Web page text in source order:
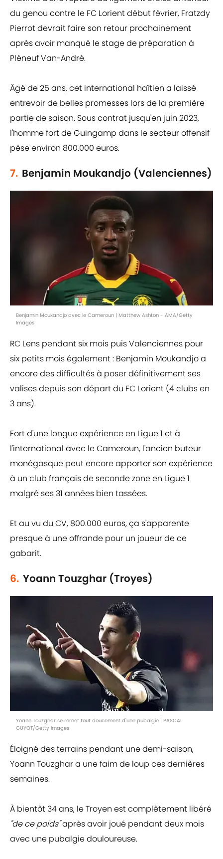
du genou contre le FC Lorient début février, Fratzdy
Pierrot devrait faire son retour prochainement
après avoir manqué le stage de préparation à
Pléneuf Van-André.
Âgé de 25 ans, cet international haïtien a laissé
entrevoir de belles promesses lors de la première
partie de saison. Sous contrat jusqu'en juin 2023,
l'homme fort de Guingamp dans le secteur offensif
pèse environ 800.000 euros.
7. Benjamin Moukandjo (Valenciennes)
Benjamin Moukandjo avec le Cameroun | Matthew Ashton - AMA/Getty
Images
RC Lens pendant six mois puis Valenciennes pour
six petits mois également : Benjamin Moukandjo a
encore des difficultés à poser définitivement ses
valises depuis son départ du FC Lorient (4 clubs en
3 ans).
Fort d'une longue expérience en Ligue 1 et à
l'international avec le Cameroun, l'ancien buteur
monégasque peut encore apporter son expérience
à un club français de seconde zone en Ligue 1
malgré ses 31 années bien tassées.
Et au vu du CV, 800.000 euros, ça s'apparente
presque à une offrande pour un joueur de ce
gabarit.
6. Yoann Touzghar (Troyes)
Yoann Touzghar se remet tout doucement d'une pubalgie | PASCAL
GUYOT/Getty Images
Éloigné des terrains pendant une demi-saison,
Yoann Touzghar a une faim de loup ces dernières
semaines.
À bientôt 34 ans, le Troyen est complètement libéré
"de ce poids"après avoir joué pendant deux mois
avec une pubalgie douloureuse.